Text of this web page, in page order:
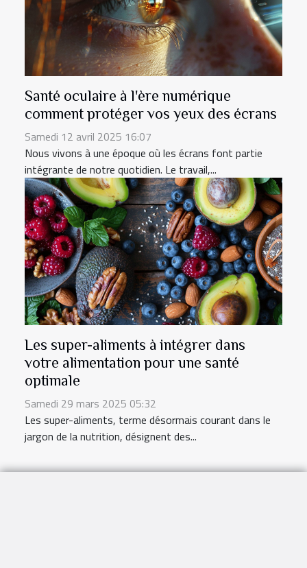
Santé oculaire à l'ère numérique
comment protéger vos yeux des écrans
Samedi 12 avril 2025 16:07
Nous vivons à une époque où les écrans font partie
intégrante de notre quotidien. Le travail,...
Les super-aliments à intégrer dans
votre alimentation pour une santé
optimale
Samedi 29 mars 2025 05:32
Les super-aliments, terme désormais courant dans le
jargon de la nutrition, désignent des...